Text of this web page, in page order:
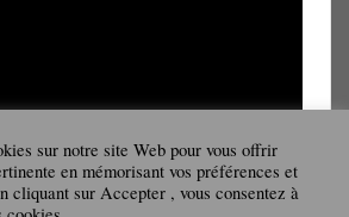
08:19
sur notre site Web pour vous offrir
en mémorisant vos préférences et
cliquant sur Accepter , vous consentez à